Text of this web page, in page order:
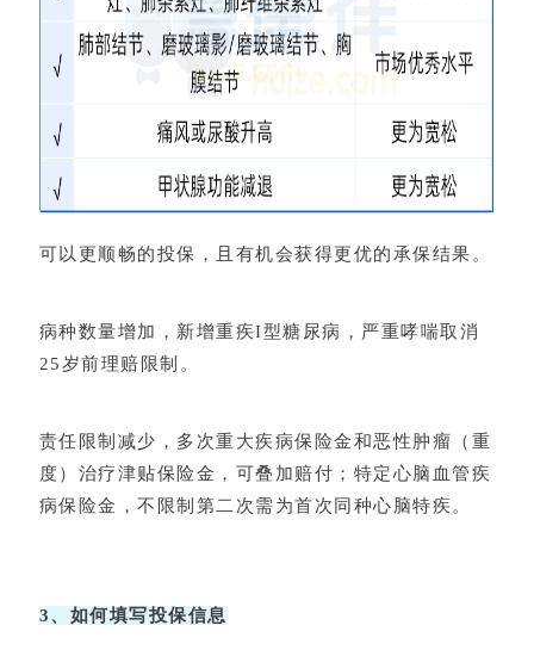
可以更顺畅的投保，且有机会获得更优的承保结果。
病种数量增加，新增重疾I型糖尿病，严重哮喘取消
25岁前理赔限制。
责任限制减少，多次重大疾病保险金和恶性肿瘤（重
度）治疗津贴保险金，可叠加赔付；特定心脑血管疾
病保险金，不限制第二次需为首次同种心脑特疾。
3、如何填写投保信息